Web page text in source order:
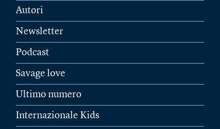
Autori
Newsletter
Podcast
Savage love
Ultimo numero
Internazionale Kids